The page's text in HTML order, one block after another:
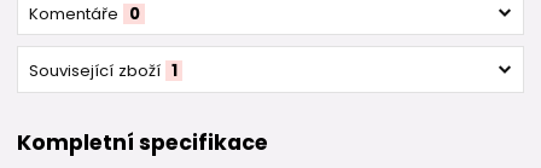
Komentáře 0
Související zboží 1
Kompletní specifikace